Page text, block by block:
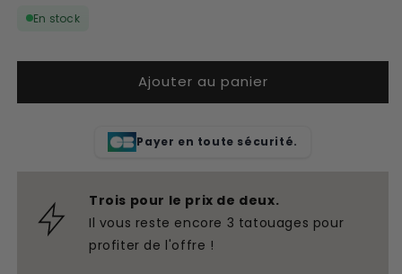
de
temporaire temporaire
2001
En stock
Ajouter au panier
Payer en toute sécurité.
Trois pour le prix de deux.
Il vous reste encore 3 tatouages pour
profiter de l'offre !